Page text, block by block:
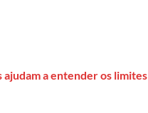
a entender os